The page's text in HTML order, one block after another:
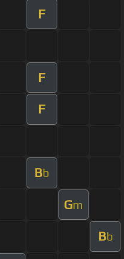
F
F
F
Bb
Gm
Bb